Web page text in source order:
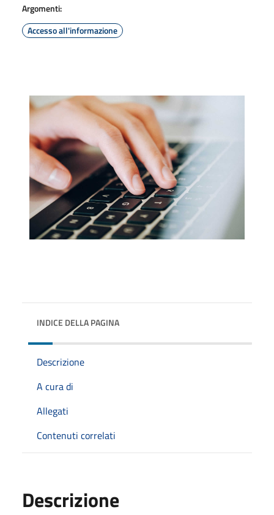
Argomenti:
Accesso all'informazione
INDICE DELLA PAGINA
Descrizione
A cura di
Allegati
Contenuti correlati
Descrizione